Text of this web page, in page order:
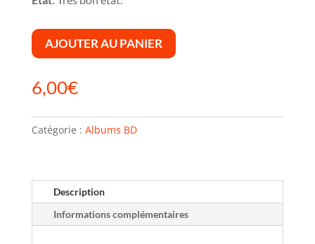
AJOUTER AU PANIER
6,00€
Catégorie : Albums BD
Description
Informations complémentaires